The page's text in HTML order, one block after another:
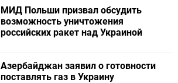
МИД Польши призвал обсудить
возможность уничтожения
российских ракет над Украиной
Азербайджан заявил о готовности
поставлять газ в Украину